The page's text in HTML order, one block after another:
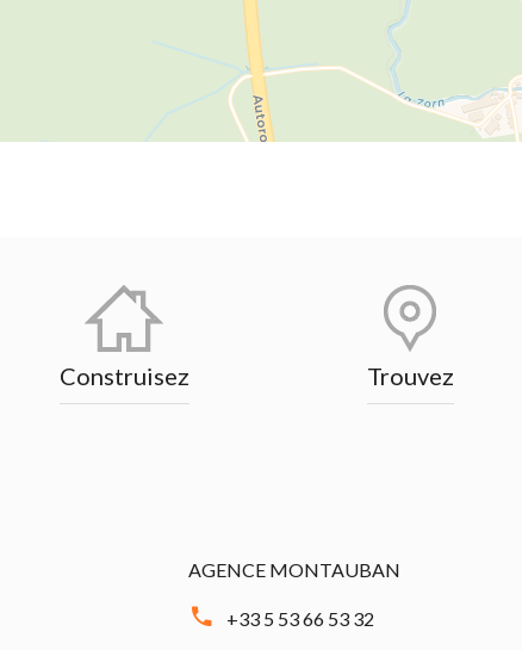
Construisez Trouvez
AGENCE MONTAUBAN
+33 5 53 66 53 32